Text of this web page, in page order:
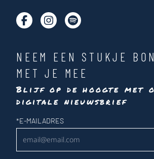
NEEM EEN STUKJE
MET JE MEE
Blijf op de hoogte met
digitale nieuwsbrief
Nieuwsbrief
*E-MAILADRES